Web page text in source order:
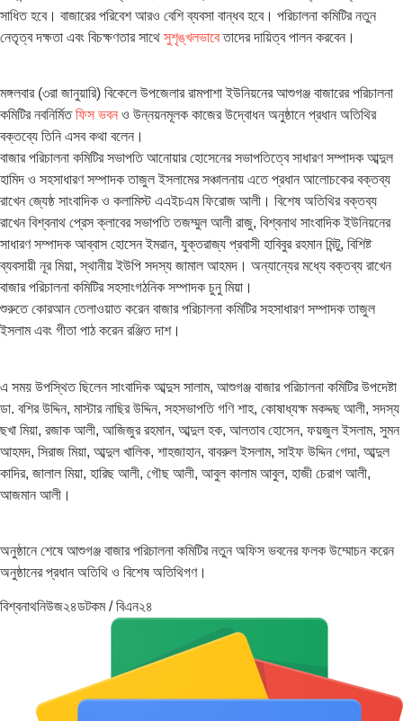
সাধিত হবে। বাজারের পরিবেশ আরও বেশি ব্যবসা বান্ধব হবে। পরিচালনা কমিটির নতুন
নেতৃত্ব দক্ষতা এবং বিচক্ষণতার সাথে সুশৃঙ্খলভাবেতাদের দায়িত্ব পালন করবেন।
মঙ্গলবার (৩রা জানুয়ারি) বিকেলে উপজেলার রামপাশা ইউনিয়নের আশুগঞ্জ বাজারের পরিচালনা
কমিটির নবনির্মিতফিস ভবন ও উন্নয়নমূলক কাজের উদ্বোধন অনুষ্ঠানে প্রধান অতিথির
বক্তব্যে তিনি এসব কথা বলেন।
বাজার পরিচালনা কমিটির সভাপতি আনোয়ার হোসেনের সভাপতিত্বে সাধারণ সম্পাদক আব্দুল
হামিদ ও সহসাধারণ সম্পাদক তাজুল ইসলামের সঞ্চালনায় এতে প্রধান আলোচকের বক্তব্য
রাখেন জ্যেষ্ঠ সাংবাদিক ও কলামিস্ট এএইচএম ফিরোজ আলী। বিশেষ অতিথির বক্তব্য
রাখেন বিশ্বনাথ প্রেস ক্লাবের সভাপতি তজম্মুল আলী রাজু, বিশ্বনাথ সাংবাদিক ইউনিয়নের
সাধারণ সম্পাদক আব্বাস হোসেন ইমরান, যুক্তরাজ্য প্রবাসী হাবিবুর রহমান মিন্টু, বিশিষ্ট
ব্যবসায়ী নূর মিয়া, স্থানীয় ইউপি সদস্য জামাল আহমদ। অন্যান্যের মধ্যে বক্তব্য রাখেন
বাজার পরিচালনা কমিটির সহসাংগঠনিক সম্পাদক চুনু মিয়া।
শুরুতে কোরআন তেলাওয়াত করেন বাজার পরিচালনা কমিটির সহসাধারণ সম্পাদক তাজুল
ইসলাম এবং গীতা পাঠ করেন রঞ্জিত দাশ।
এ সময় উপস্থিত ছিলেন সাংবাদিক আব্দুস সালাম, আশুগঞ্জ বাজার পরিচালনা কমিটির উপদেষ্টা
ডা. বশির উদ্দিন, মাস্টার নাছির উদ্দিন, সহসভাপতি গণি শাহ, কোষাধ্যক্ষ মকদ্দছ আলী, সদস্য
ছখা মিয়া, রজাক আলী, আজিজুর রহমান, আব্দুল হক, আলতাব হোসেন, ফয়জুল ইসলাম, সুমন
আহমদ, সিরাজ মিয়া, আব্দুল খালিক, শাহজাহান, বাবরুল ইসলাম, সাইফ উদ্দিন গেদা, আব্দুল
কাদির, জালাল মিয়া, হারিছ আলী, গৌছ আলী, আবুল কালাম আবুল, হাজী চেরাগ আলী,
আজমান আলী।
অনুষ্ঠানে শেষে আশুগঞ্জ বাজার পরিচালনা কমিটির নতুন অফিস ভবনের ফলক উম্মোচন করেন
অনুষ্ঠানের প্রধান অতিথি ও বিশেষ অতিথিগণ।
বিশ্বনাথনিউজ২৪ডটকম / বিএন২৪